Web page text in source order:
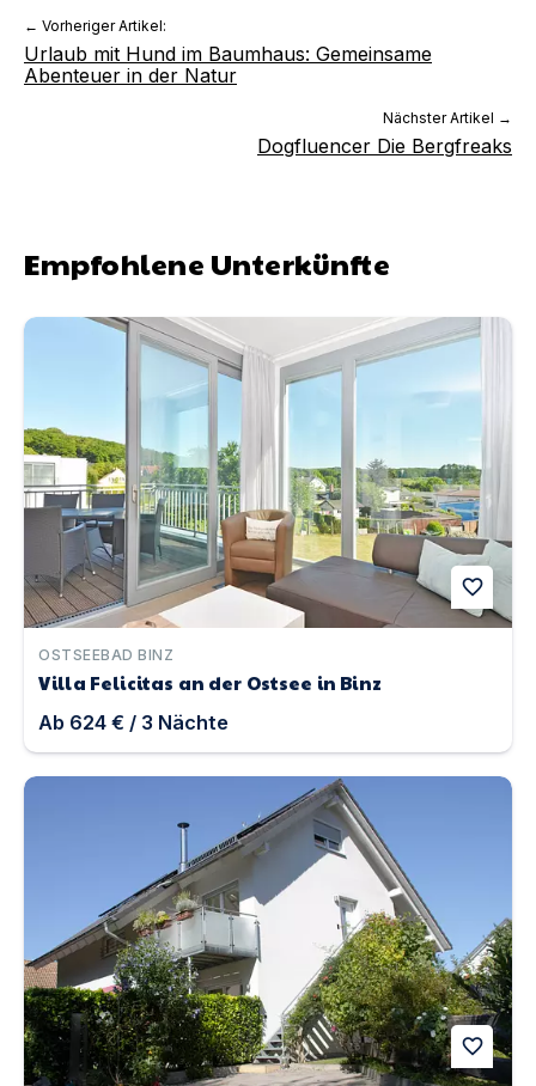
← Vorheriger Artikel:
Urlaub mit Hund im Baumhaus: Gemeinsame
Abenteuer in der Natur
Nächster Artikel →
Dogfluencer Die Bergfreaks
Empfohlene Unterkünfte
Villa Felicitas an der Ostsee in Binz | Unterkunft in
favorite
OSTSEEBAD BINZ
Villa Felicitas an der Ostsee in Binz
Ab 624 € / 3 Nächte
Ferienwohnung Sylvia & Oliver Schön-
favorite